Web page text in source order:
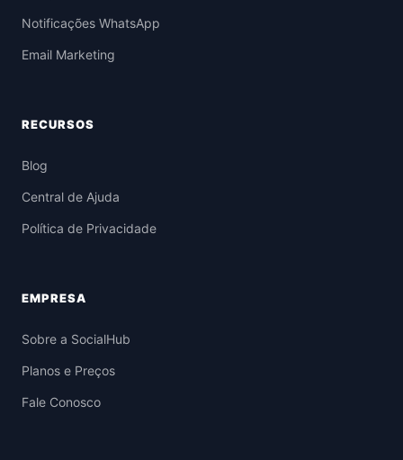
Notificações WhatsApp
Email Marketing
RECURSOS
Blog
Central de Ajuda
Política de Privacidade
EMPRESA
Sobre a SocialHub
Planos e Preços
Fale Conosco